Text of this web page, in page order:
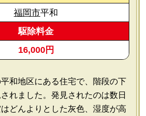
福岡市平和
駆除料金
16,000円
和地区にある住宅で、階段の下
れました。発見されたのは数日
どんよりとした灰色、湿度が高